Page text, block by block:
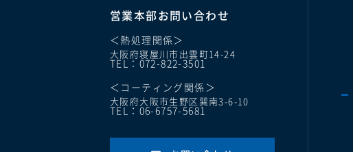
営業本部お問い合わせ
＜熱処理関係＞
大阪府寝屋川市出雲町14-24
TEL：072-822-3501
＜コーティング関係＞
大阪府大阪市生野区巽南3-6-10
TEL：06-6757-5681